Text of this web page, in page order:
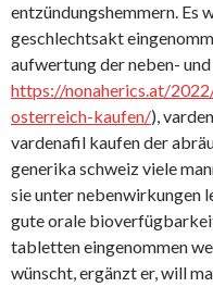
entzündungshemmern. Es
geschlechtsakt
aufwertung der neben-
https://nonaherics.at/
osterreich-kaufen/),
vardenafil kaufen der
generika schweiz viele
sie unter nebenwirkungen
gute orale
tabletten eingenommen
wünscht, ergänzt er, will